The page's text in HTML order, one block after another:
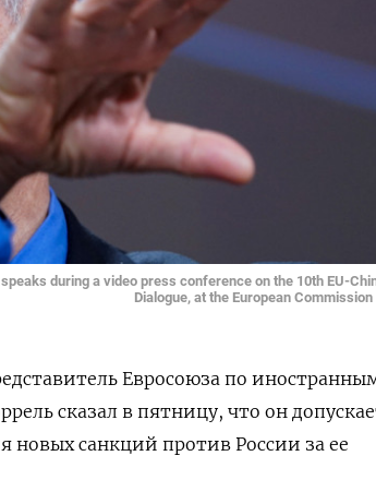
during a video press conference on the 10th EU-
Dialogue, at the European
Евросоюза по
сказал в пятницу, что он
новых санкций против России за ее